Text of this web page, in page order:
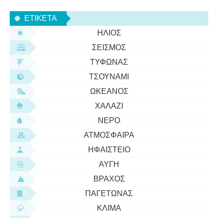
προειδοποιούν οι ειδικοί. Σε μια νέα μελέτη
μοντελοποίησης που δημοσιεύτηκε στ
ΕΤΙΚΈΤΑ
ΉΛΙΟΣ
ΣΕΙΣΜΌΣ
ΤΥΦΏΝΑΣ
ΤΣΟΥΝΆΜΙ
ΩΚΕΑΝΌΣ
ΧΑΛΆΖΙ
ΝΕΡΌ
ΑΤΜΌΣΦΑΙΡΑ
ΗΦΑΊΣΤΕΙΟ
ΑΥΓΉ
ΒΡΆΧΟΣ
ΠΑΓΕΤΏΝΑΣ
ΚΛΊΜΑ